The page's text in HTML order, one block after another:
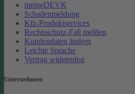
meineDEVK
Schadenmeldung
Kfz-Produktservices
Rechtsschutz-Fall melden
Kundendaten ändern
Leichte Sprache
Vertrag widerrufen
Unternehmen